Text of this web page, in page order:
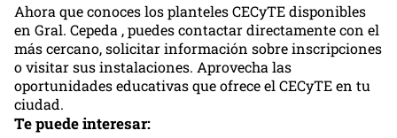
Ahora que conoces los planteles CECyTE disponibles
en Gral. Cepeda , puedes contactar directamente con el
más cercano, solicitar información sobre inscripciones
o visitar sus instalaciones. Aprovecha las
oportunidades educativas que ofrece el CECyTE en tu
ciudad.
Te puede interesar: